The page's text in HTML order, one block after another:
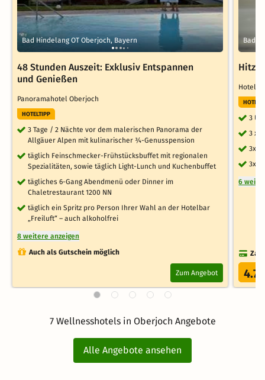
Bad Hindelang OT Oberjoch, Bayern
48 Stunden Auszeit: Exklusiv Entspannen
und Genießen
Panoramahotel Oberjoch
HOTELTIPP
3 Tage / 2 Nächte vor dem malerischen Panorama der
Allgäuer Alpen mit kulinarischer ¾-Genusspension
täglich Feinschmecker-Frühstücksbuffet mit regionalen
Spezialitäten, sowie täglich Light-Lunch und Kuchenbuffet
tägliches 6-Gang Abendmenü oder Dinner im
Chaletrestaurant 1200 NN
täglich ein Spritz pro Person Ihrer Wahl an der Hotelbar
„Freiluft“ – auch alkoholfrei
8 weitere anzeigen
Auch als Gutschein möglich
Zum Angebot
Bad
Hotel
3
3 x
3x
3x
6
4.7
7 Wellnesshotels in Oberjoch Angebote
Alle Angebote ansehen